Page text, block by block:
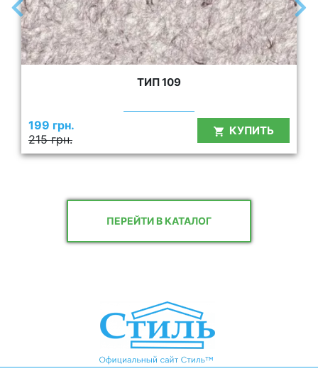
ТИП 109
215 грн.
199 грн. КУПИТЬ
ПЕРЕЙТИ В КАТАЛОГ